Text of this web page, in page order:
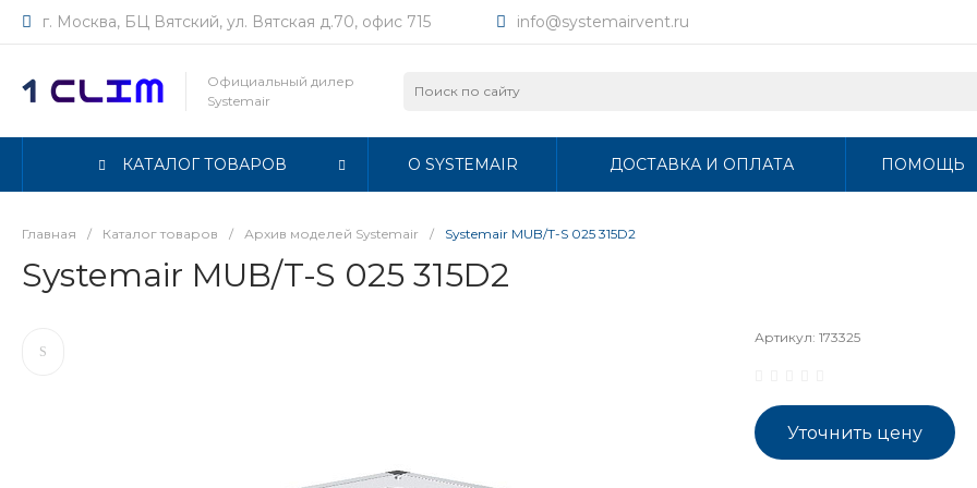
г. Москва, БЦ Вятский, ул. Вятская д.70, офис 715 info@systemairvent.ru
Официальный дилер
Systemair
КАТАЛОГ ТОВАРОВ О SYSTEMAIR ДОСТАВКА И ОПЛАТА ПОМОЩЬ
Главная / Каталог товаров / Архив моделей Systemair / Systemair MUB/T-S 025 315D2
Systemair MUB/T-S 025 315D2
Артикул: 173325
Уточнить цену